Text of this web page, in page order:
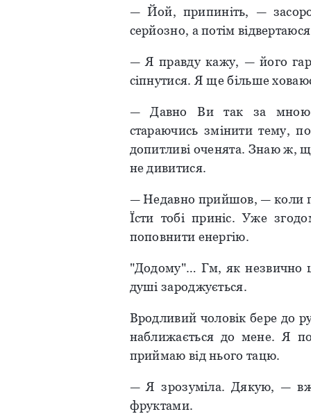
— Йой, припиніть, —
серйозно, а потім
— Я правду кажу, — його
сіпнутися. Я ще більше
— Давно Ви так за мною
стараючись змінити тему,
допитливі оченята. Знаю ж,
не дивитися.
— Недавно прийшов, — коли
Їсти тобі приніс. Уже
поповнити енергію.
"Додому"… Гм, як незвично
душі зароджується.
Вродливий чоловік бере до
наближається до мене. Я
приймаю від нього тацю.
— Я зрозуміла. Дякую, —
фруктами.